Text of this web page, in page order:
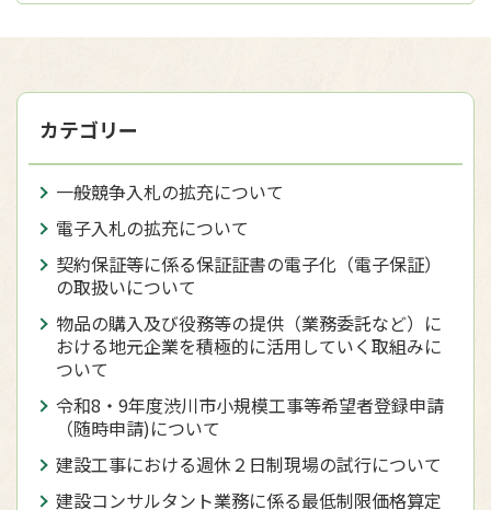
カテゴリー
一般競争入札の拡充について
電子入札の拡充について
契約保証等に係る保証証書の電子化（電子保証）
の取扱いについて
物品の購入及び役務等の提供（業務委託など）に
おける地元企業を積極的に活用していく取組みに
ついて
令和8・9年度渋川市小規模工事等希望者登録申請
（随時申請)について
建設工事における週休２日制現場の試行について
建設コンサルタント業務に係る最低制限価格算定